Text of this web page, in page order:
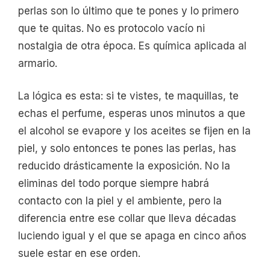
perlas son lo último que te pones y lo primero
que te quitas. No es protocolo vacío ni
nostalgia de otra época. Es química aplicada al
armario.
La lógica es esta: si te vistes, te maquillas, te
echas el perfume, esperas unos minutos a que
el alcohol se evapore y los aceites se fijen en la
piel, y solo entonces te pones las perlas, has
reducido drásticamente la exposición. No la
eliminas del todo porque siempre habrá
contacto con la piel y el ambiente, pero la
diferencia entre ese collar que lleva décadas
luciendo igual y el que se apaga en cinco años
suele estar en ese orden.